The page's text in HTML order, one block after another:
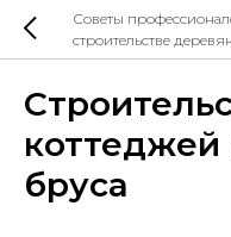
Советы
строительстве
коттеджей
бруса